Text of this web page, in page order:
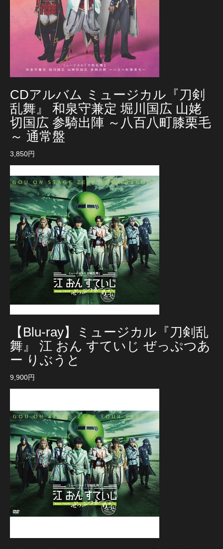
CDアルバム ミュージカル『刀剣
乱舞』 和泉守兼定 堀川国広 山姥
切国広 参騎出陣 ～八百八町膝栗毛
～ 通常盤
3,850円
【Blu-ray】ミュージカル『刀剣乱
舞』 江 おん すていじ ぜっぷつあ
ー りぶうと
9,900円